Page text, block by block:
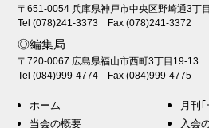
〒651-0054 兵庫県神戸市中央区野崎通3丁
Tel (078)241-3373 Fax (078)241-3372
◎編集局
〒720-0067 広島県福山市西町3丁目19-13
Tel (084)999-4774 Fax (084)999-4775
ホーム
月刊｢
当会の概要
入会